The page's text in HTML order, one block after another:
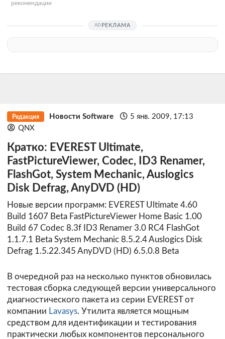
рекомендации
РЕКЛАМА
Редакция Новости Software
5 янв. 2009, 17:13
QNX
Кратко: EVEREST Ultimate,
FastPictureViewer, Codec, ID3 Renamer,
FlashGot, System Mechanic, Auslogics
Disk Defrag, AnyDVD (HD)
Новые версии программ: EVEREST Ultimate 4.60
Build 1607 Beta FastPictureViewer Home Basic 1.00
Build 67 Codec 8.3f ID3 Renamer 3.0 RC4 FlashGot
1.1.7.1 Beta System Mechanic 8.5.2.4 Auslogics Disk
Defrag 1.5.22.345 AnyDVD (HD) 6.5.0.8 Beta
В очередной раз на несколько пунктов обновилась
тестовая сборка следующей версии универсального
диагностического пакета из серии EVEREST от
компании Lavasys. Утилита является мощным
средством для идентификации и тестирования
практически любых компонентов персонального